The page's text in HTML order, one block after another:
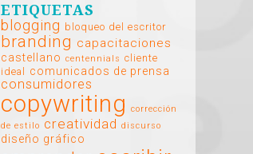
ETIQUETAS
blogging bloqueo del escritor
branding capacitaciones
castellano centennials cliente
ideal
comunicados de prensa
consumidores
copywriting
corrección
de estilo creatividad discurso
diseño gráfico